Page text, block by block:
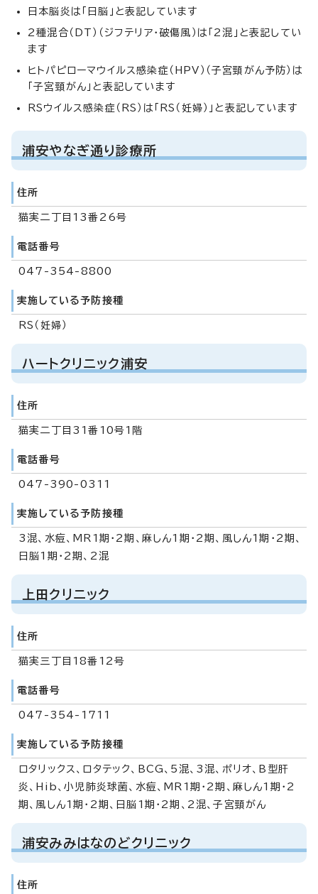
日本脳炎は「日脳」と表記しています
2種混合（DT）（ジフテリア・破傷風）は「2混」と表記してい
ます
ヒトパピローマウイルス感染症（HPV）（子宮頸がん予防）は
「子宮頸がん」と表記しています
RSウイルス感染症（RS）は「RS（妊婦）」と表記しています
浦安やなぎ通り診療所
住所
猫実二丁目13番26号
電話番号
047-354-8800
実施している予防接種
RS（妊婦）
ハートクリニック浦安
住所
猫実二丁目31番10号1階
電話番号
047-390-0311
実施している予防接種
3混、水痘、MR1期・2期、麻しん1期・2期、風しん1期・2期、
日脳1期・2期、2混
上田クリニック
住所
猫実三丁目18番12号
電話番号
047-354-1711
実施している予防接種
ロタリックス、ロタテック、BCG、5混、3混、ポリオ、B型肝
炎、Hib、小児肺炎球菌、水痘、MR1期・2期、麻しん1期・2
期、風しん1期・2期、日脳1期・2期、2混、子宮頸がん
浦安みみはなのどクリニック
住所